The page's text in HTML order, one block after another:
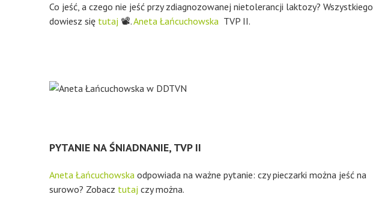
Co jeść, a czego nie jeść przy zdiagnozowanej nietolerancji laktozy? Wszystkiego
dowiesz się tutaj 📽.Aneta Łańcuchowska TVP II.
PYTANIE NA ŚNIADNANIE, TVP II
Aneta Łańcuchowska odpowiada na ważne pytanie: czy pieczarki można jeść na
surowo? Zobacz tutaj czy można.